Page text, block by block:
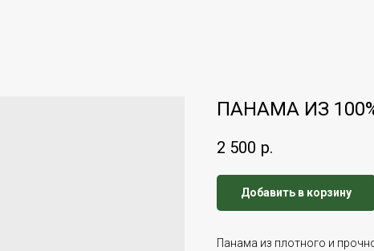
ПАНАМА ИЗ
2 500 р.
Добавить в корзину
Панама из плотного и